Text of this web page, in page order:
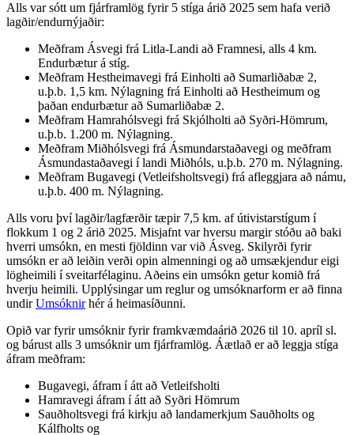
Alls var sótt um fjárframlög fyrir 5 stíga árið 2025 sem hafa verið
lagðir/endurnýjaðir:
Meðfram Ásvegi frá Litla-Landi að Framnesi, alls 4 km.
Endurbætur á stíg.
Meðfram Hestheimavegi frá Einholti að Sumarliðabæ 2,
u.þ.b. 1,5 km. Nýlagning frá Einholti að Hestheimum og
þaðan endurbætur að Sumarliðabæ 2.
Meðfram Hamrahólsvegi frá Skjólholti að Syðri-Hömrum,
u.þ.b. 1.200 m. Nýlagning.
Meðfram Miðhólsvegi frá Ásmundarstaðavegi og meðfram
Ásmundastaðavegi í landi Miðhóls, u.þ.b. 270 m. Nýlagning.
Meðfram Bugavegi (Vetleifsholtsvegi) frá afleggjara að námu,
u.þ.b. 400 m. Nýlagning.
Alls voru því lagðir/lagfærðir tæpir 7,5 km. af útivistarstígum í
flokkum 1 og 2 árið 2025. Misjafnt var hversu margir stóðu að baki
hverri umsókn, en mesti fjöldinn var við Ásveg. Skilyrði fyrir
umsókn er að leiðin verði opin almenningi og að umsækjendur eigi
lögheimili í sveitarfélaginu. Aðeins ein umsókn getur komið frá
hverju heimili. Upplýsingar um reglur og umsóknarform er að finna
undirUmsóknirhér á heimasíðunni.
Opið var fyrir umsóknir fyrir framkvæmdaárið 2026 til 10. apríl sl.
og bárust alls 3 umsóknir um fjárframlög. Áætlað er að leggja stíga
áfram meðfram:
Bugavegi, áfram í átt að Vetleifsholti
Hamravegi áfram í átt að Syðri Hömrum
Sauðholtsvegi frá kirkju að landamerkjum Sauðholts og
Kálfholts og